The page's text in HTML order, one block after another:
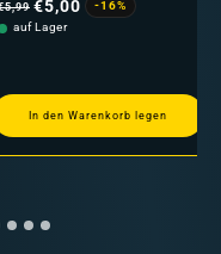
€5,00
-16%
auf Lager
In den Warenkorb legen